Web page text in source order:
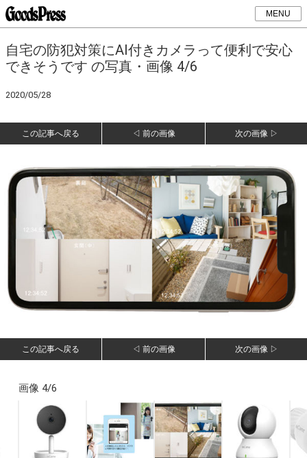
MENU
自宅の防犯対策にAI付きカメラって便利で安心
できそうです の写真・画像 4/6
2020/05/28
この記事へ戻る ◁ 前の画像 次の画像 ▷
この記事へ戻る ◁ 前の画像 次の画像 ▷
画像 4/6